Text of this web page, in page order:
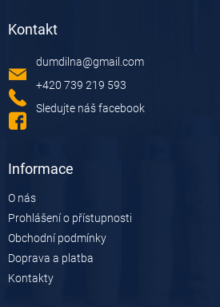
Kontakt
dumdilna@gmail.com
+420 739 219 593
Sledujte náš facebook
Informace
O nás
Prohlášení o přístupnosti
Obchodní podmínky
Doprava a platba
Kontakty